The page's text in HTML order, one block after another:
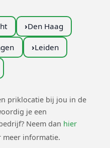
Den Haag
Leiden
priklocatie bij jou in de
je een
Neem dan hier
meer informatie.